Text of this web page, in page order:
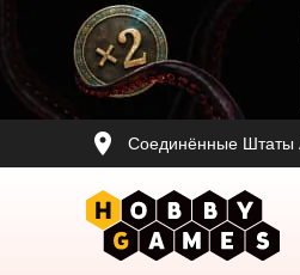
Соединённые Штаты